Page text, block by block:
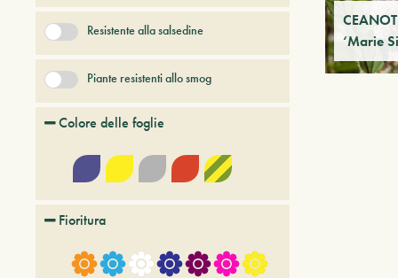
‘Marie
Resistente alla salsedine
Piante resistenti allo smog
Colore delle foglie
Fioritura